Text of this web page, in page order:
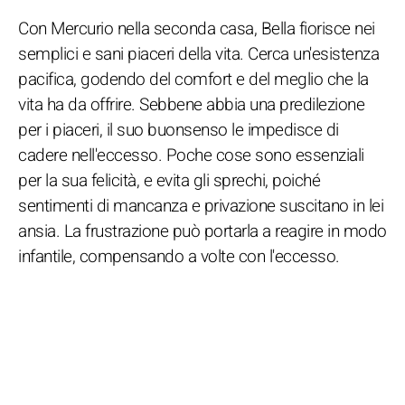
Con Mercurio nella seconda casa, Bella fiorisce nei
semplici e sani piaceri della vita. Cerca un'esistenza
pacifica, godendo del comfort e del meglio che la
vita ha da offrire. Sebbene abbia una predilezione
per i piaceri, il suo buonsenso le impedisce di
cadere nell'eccesso. Poche cose sono essenziali
per la sua felicità, e evita gli sprechi, poiché
sentimenti di mancanza e privazione suscitano in lei
ansia. La frustrazione può portarla a reagire in modo
infantile, compensando a volte con l'eccesso.